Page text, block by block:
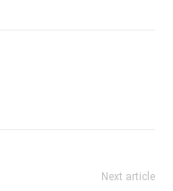
Next article